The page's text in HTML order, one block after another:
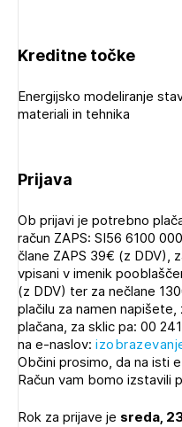
Kreditne točke
Energijsko modeliranje
materiali in tehnika
Prijava
Ob prijavi je potrebno
račun ZAPS: SI56 6100
člane ZAPS 39€ (z DDV),
vpisani v imenik
(z DDV) ter za nečlane
plačilu za namen
plačana, za sklic pa: 00
na e-naslov:
Občini prosimo, da na isti
Račun vam bomo izstavili
Rok za prijave je sreda,